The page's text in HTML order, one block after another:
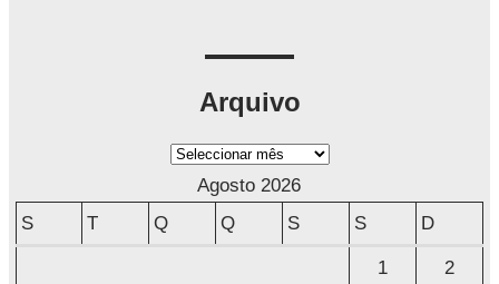
Arquivo
A
Agosto 2026
S
T Q Q S S D
1
2